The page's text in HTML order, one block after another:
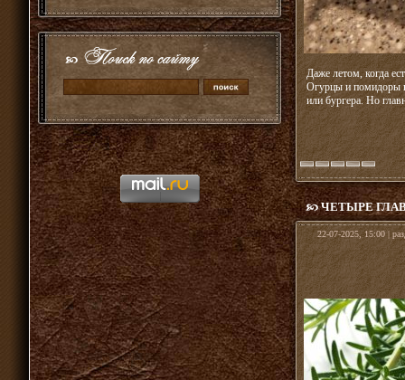
Даже летом, когда
Огурцы и помидоры в
или бургера. Но
ЧЕТЫРЕ
22-07-2025, 15:00 |